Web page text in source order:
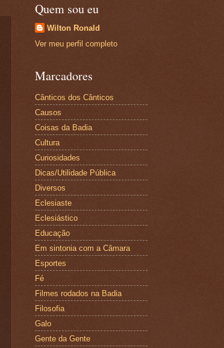
Quem sou eu
Wilton Ronald
Ver meu perfil completo
Marcadores
Cânticos dos Cânticos
Causos
Coisas da Badia
Cultura
Curiosidades
Dicas/Utilidade Pública
Diversos
Eclesiaste
Eclesiástico
Educação
Em sintonia com a Câmara
Esportes
Fé
Filmes rodados na Badia
Filosofia
Galo
Gente da Gente